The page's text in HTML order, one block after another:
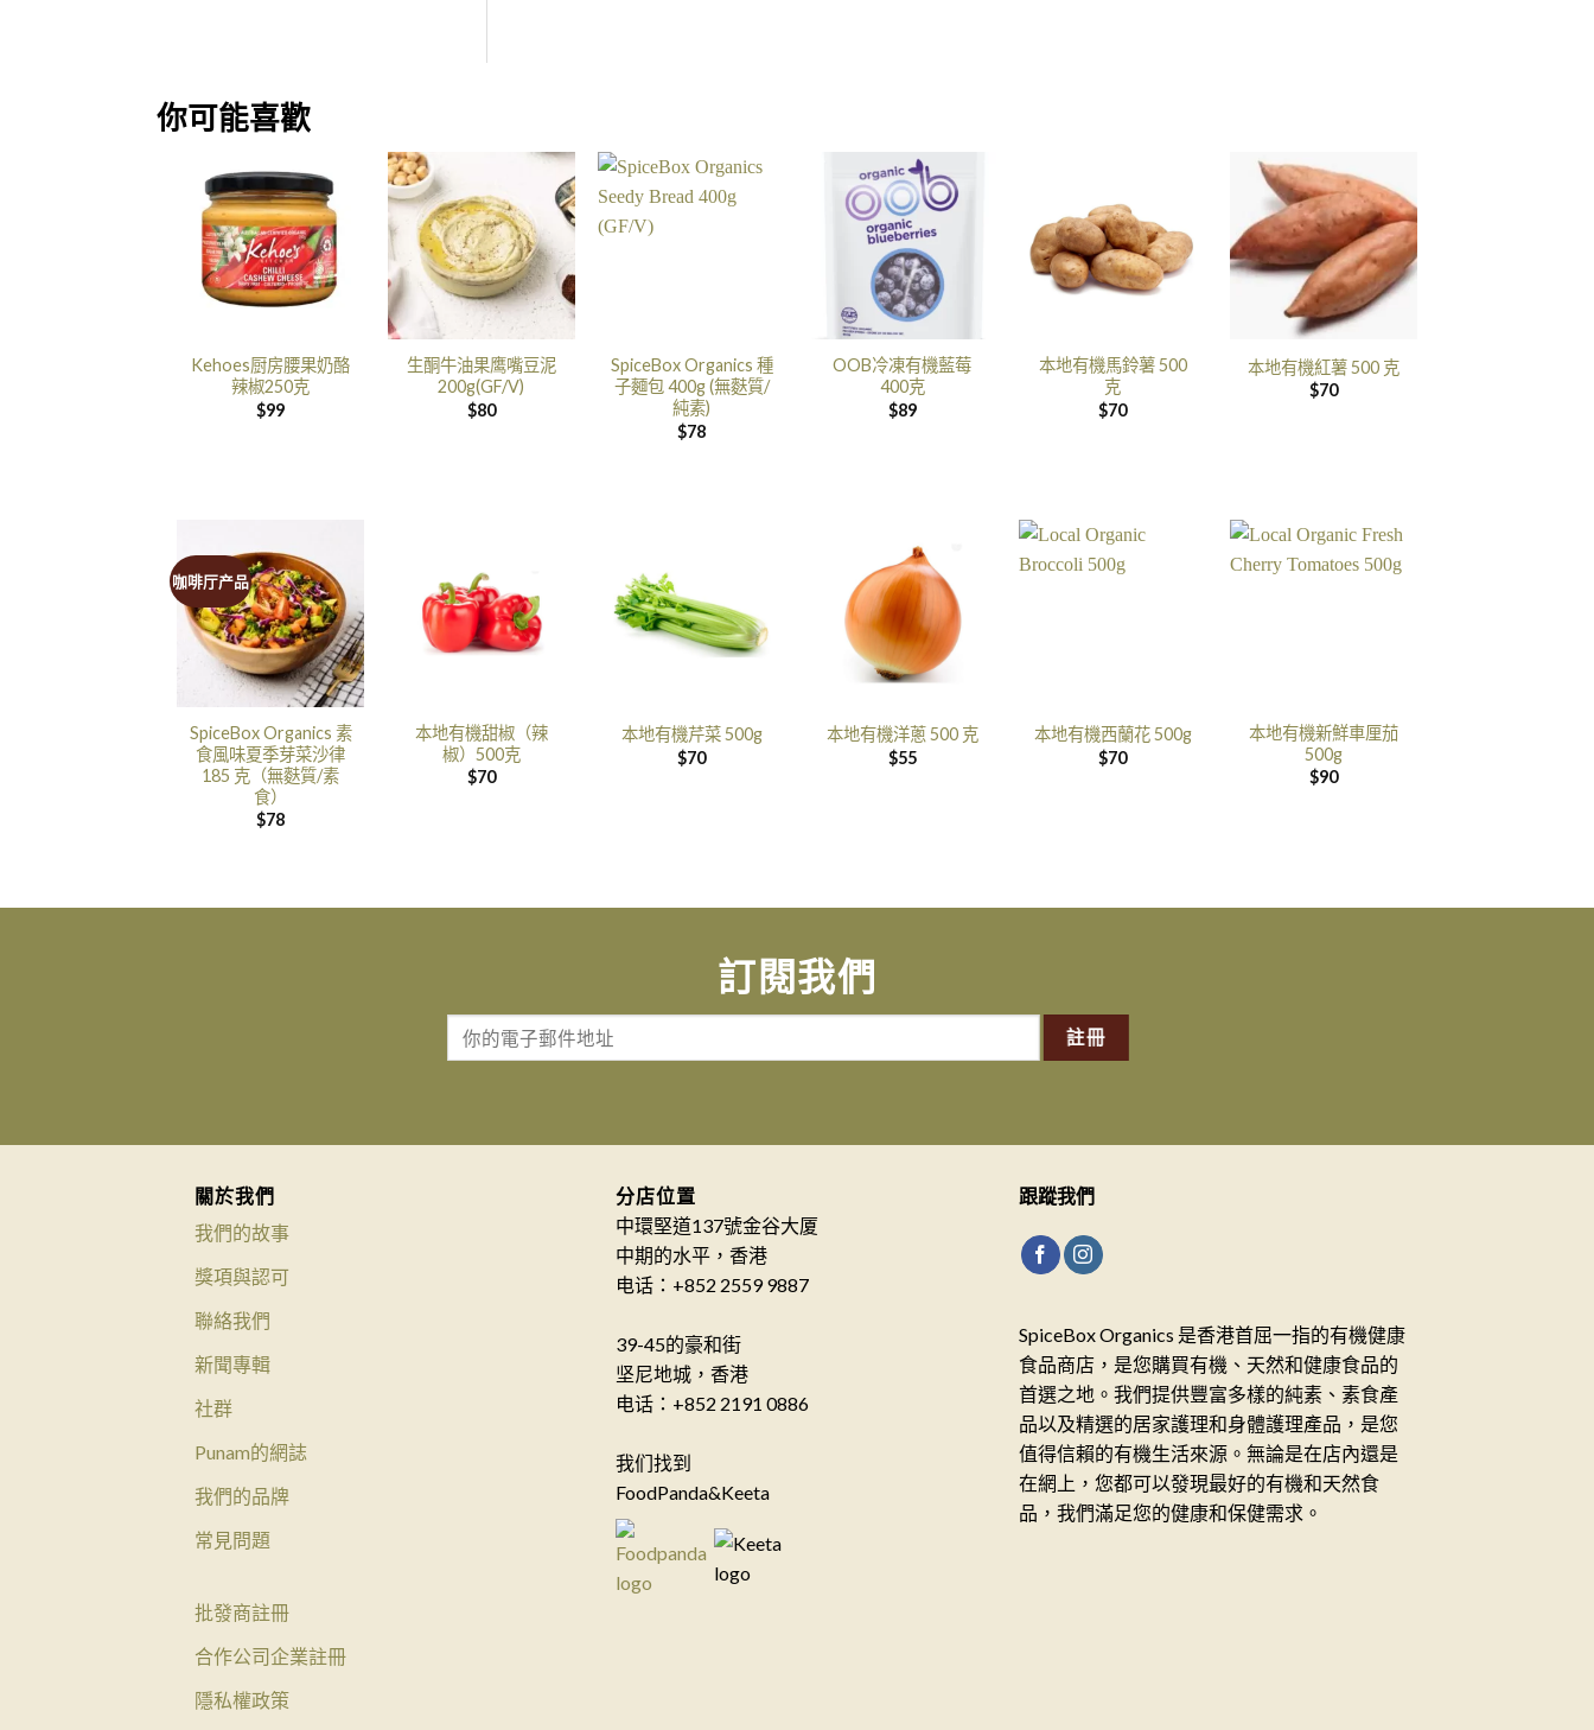
你可能喜歡
Kehoes厨房腰果奶酪
辣椒250克
$99
生酮牛油果鹰嘴豆泥
200g(GF/V)
$80
SpiceBox Organics 種
子麵包 400g (無麩質/
純素)
$78
OOB冷凍有機藍莓
400克
$89
本地有機馬鈴薯 500
克
$70
本地有機紅薯 500 克
$70
咖啡厅产品
SpiceBox Organics 素
食風味夏季芽菜沙律
185 克（無麩質/素
食）
$78
本地有機甜椒（辣
椒）500克
$70
本地有機芹菜 500g
$70
本地有機洋蔥 500 克
$55
本地有機西蘭花 500g
$70
本地有機新鮮車厘茄
500g
$90
訂閱我們
關於我們
我們的故事
獎項與認可
聯絡我們
新聞專輯
社群
Punam的網誌
我們的品牌
常見問題
批發商註冊
合作公司企業註冊
隱私權政策
分店位置
中環堅道137號金谷大厦
中期的水平，香港
电话：+852 2559 9887
39-45的豪和街
坚尼地城，香港
电话：+852 2191 0886
我们找到
FoodPanda&Keeta
跟蹤我們
SpiceBox Organics 是香港首屈一指的有機健康
食品商店，是您購買有機、天然和健康食品的
首選之地。我們提供豐富多樣的純素、素食產
品以及精選的居家護理和身體護理產品，是您
值得信賴的有機生活來源。無論是在店內還是
在網上，您都可以發現最好的有機和天然食
品，我們滿足您的健康和保健需求。